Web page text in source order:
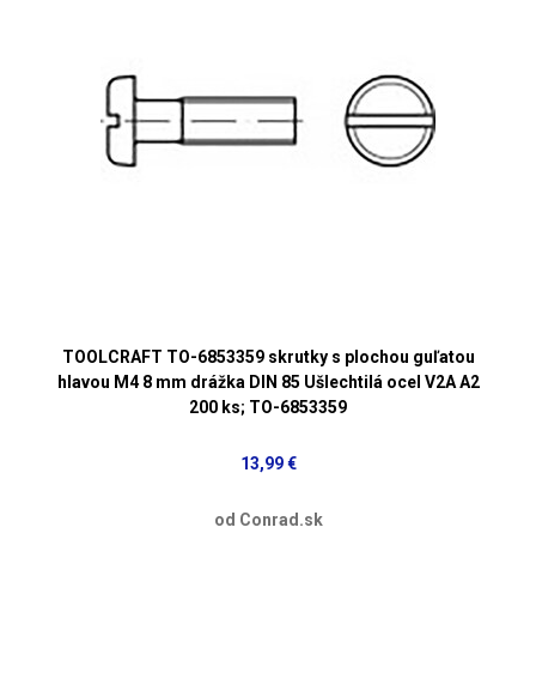
TOOLCRAFT TO-6853359 skrutky s plochou guľatou
hlavou M4 8 mm drážka DIN 85 Ušlechtilá ocel V2A A2
200 ks; TO-6853359
13,99 €
od Conrad.sk